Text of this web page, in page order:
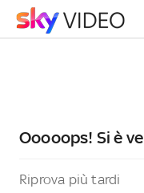
Ooooops! Si è
Riprova più tardi